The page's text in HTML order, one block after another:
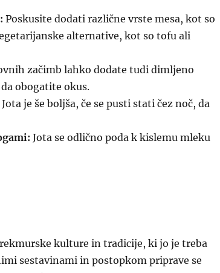
Poskusite dodati različne vrste mesa, kot so
alternative, kot so tofu ali
začimb lahko dodate tudi dimljeno
obogatite okus.
Jota je še boljša, če se pusti stati čez noč, da
Jota se odlično poda k kislemu mleku
kulture in tradicije, ki jo je treba
sestavinami in postopkom priprave se